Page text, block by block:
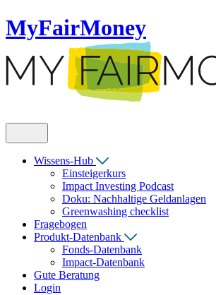
MyFairMoney
Wissens-Hub
Einsteigerkurs
Impact Investing Podcast
Doku: Nachhaltige Geldanlagen
Greenwashing checklist
Fragebogen
Produkt-Datenbank
Fonds-Datenbank
Impact-Datenbank
Gute Beratung
Login